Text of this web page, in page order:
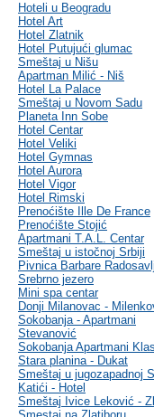
Hoteli u Beogradu
Hotel Art
Hotel Zlatnik
Hotel Putujući glumac
Smeštaj u Nišu
Apartman Milić - Niš
Hotel La Palace
Smeštaj u Novom Sadu
Planeta Inn Sobe
Hotel Centar
Hotel Veliki
Hotel Gymnas
Hotel Aurora
Hotel Vigor
Hotel Rimski
Prenoćište Ille De France
Prenoćište Stojić
Apartmani T.A.L. Centar
Smeštaj u istočnoj Srbiji
Pivnica Barbare
Srebrno jezero
Mini spa centar
Donji Milanovac -
Sokobanja - Apartmani
Stevanović
Sokobanja Apartmani
Stara planina - Dukat
Smeštaj u jugozapadnoj
Katići - Hotel
Smeštaj Ivice Leković -